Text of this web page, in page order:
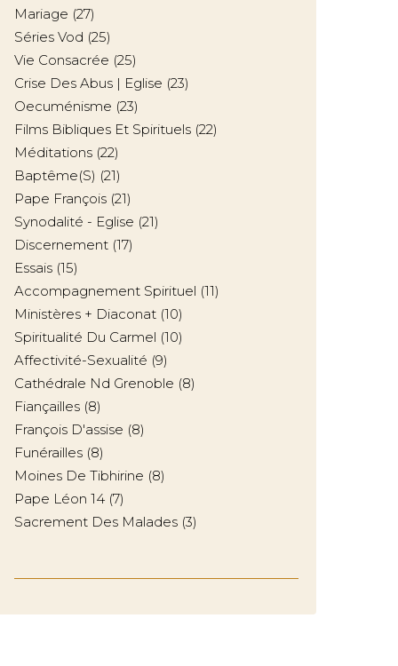
Mariage (27)
Séries Vod (25)
Vie Consacrée (25)
Crise Des Abus | Eglise (23)
Oecuménisme (23)
Films Bibliques Et Spirituels (22)
Méditations (22)
Baptême(s) (21)
Pape François (21)
Synodalité - Eglise (21)
Discernement (17)
Essais (15)
Accompagnement Spirituel (11)
Ministères + Diaconat (10)
Spiritualité Du Carmel (10)
Affectivité-Sexualité (9)
Cathédrale Nd Grenoble (8)
Fiançailles (8)
François D'assise (8)
Funérailles (8)
Moines De Tibhirine (8)
Pape Léon 14 (7)
Sacrement Des Malades (3)